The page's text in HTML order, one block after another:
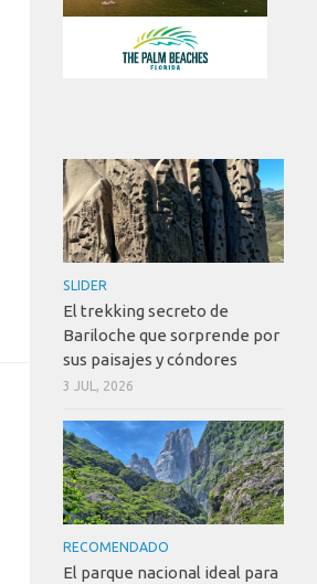
SLIDER
El trekking secreto de
Bariloche que sorprende por
sus paisajes y cóndores
3 JUL, 2026
RECOMENDADO
El parque nacional ideal para